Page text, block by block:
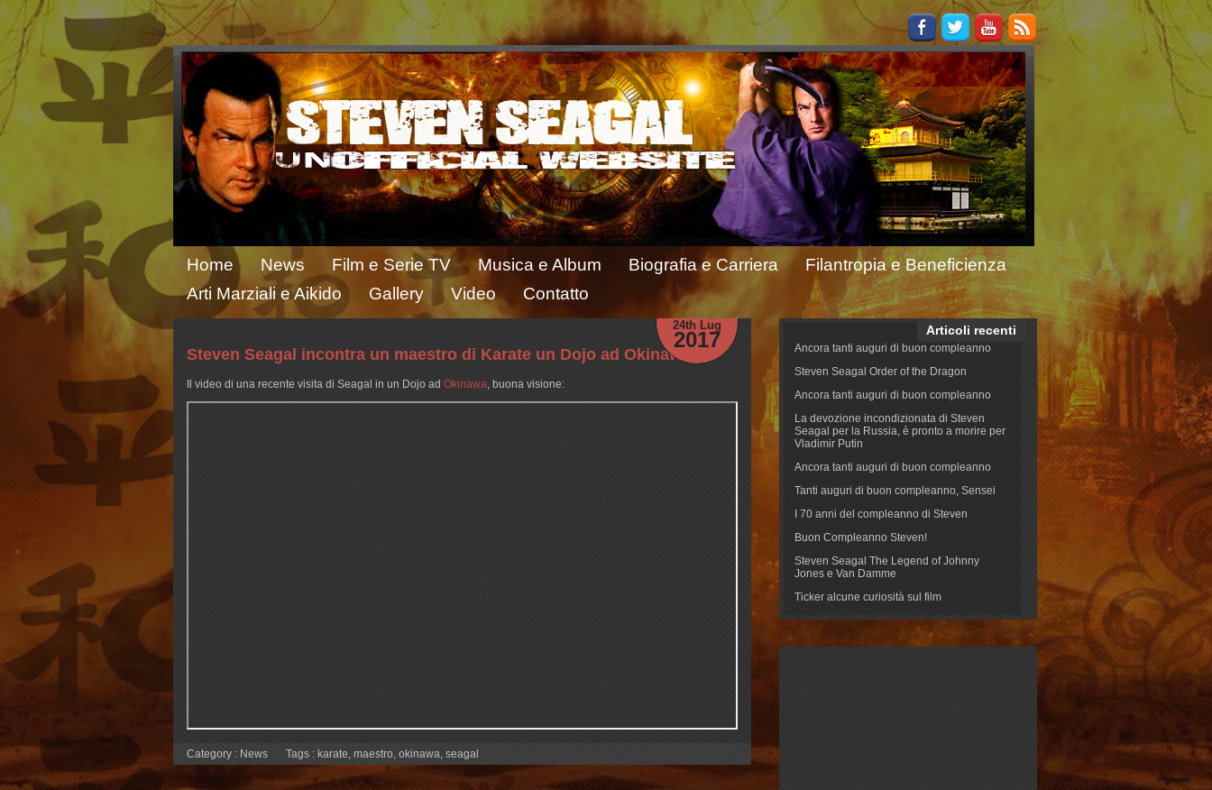
Home News Film e Serie TV Musica e Album Biografia e Carriera
Filantropia e Beneficienza
Arti Marziali e Aikido
Gallery Video Contatto
24th Lug
2017
Steven Seagal incontra un maestro di Karate un Dojo ad Okinawa
Il video di una recente visita di Seagal in un Dojo ad Okinawa, buona visione:
Category : News Tags : karate, maestro, okinawa, seagal
Articoli recenti
Ancora tanti auguri di buon compleanno
Steven Seagal Order of the Dragon
Ancora tanti auguri di buon compleanno
La devozione incondizionata di Steven
Seagal per la Russia, è pronto a morire per
Vladimir Putin
Ancora tanti auguri di buon compleanno
Tanti auguri di buon compleanno, Sensei
I 70 anni del compleanno di Steven
Buon Compleanno Steven!
Steven Seagal The Legend of Johnny
Jones e Van Damme
Ticker alcune curiosità sul film